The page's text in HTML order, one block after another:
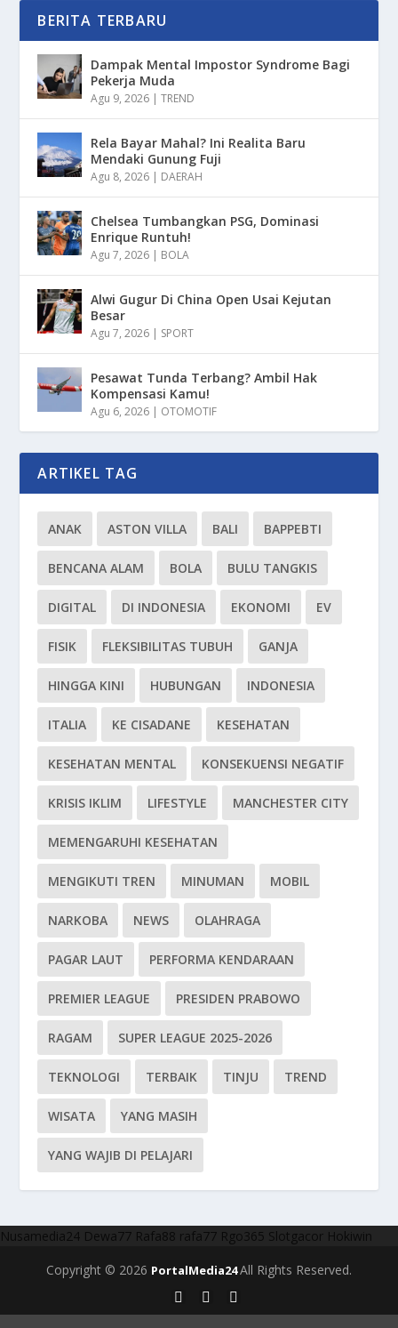
BERITA TERBARU
Dampak Mental Impostor Syndrome Bagi
Pekerja Muda
Agu 9, 2026 |TREND
Rela Bayar Mahal? Ini Realita Baru
Mendaki Gunung Fuji
Agu 8, 2026 | DAERAH
Chelsea Tumbangkan PSG, Dominasi
Enrique Runtuh!
Agu 7, 2026 | BOLA
Alwi Gugur Di China Open Usai Kejutan
Besar
Agu 7, 2026 | SPORT
Pesawat Tunda Terbang? Ambil Hak
Kompensasi Kamu!
Agu 6, 2026 | OTOMOTIF
ARTIKEL TAG
ANAK ASTON VILLA BALI BAPPEBTI
BENCANA ALAM BOLA BULU TANGKIS
DIGITAL DI INDONESIA EKONOMI EV
FISIK FLEKSIBILITAS TUBUH GANJA
HINGGA KINI HUBUNGAN INDONESIA
ITALIA KE CISADANE KESEHATAN
KESEHATAN MENTAL KONSEKUENSI NEGATIF
KRISIS IKLIM LIFESTYLE MANCHESTER CITY
MEMENGARUHI KESEHATAN
MENGIKUTI TREN MINUMAN MOBIL
NARKOBA NEWS OLAHRAGA
PAGAR LAUT PERFORMA KENDARAAN
PREMIER LEAGUE PRESIDEN PRABOWO
RAGAM SUPER LEAGUE 2025-2026
TEKNOLOGI TERBAIK TINJU TREND
WISATA YANG MASIH
YANG WAJIB DI PELAJARI
Nusamedia24 Dewa77 Rafa88 rafa77 Rgo365 Slotgacor Hokiwin
Copyright © 2026 PortalMedia24All Rights Reserved.